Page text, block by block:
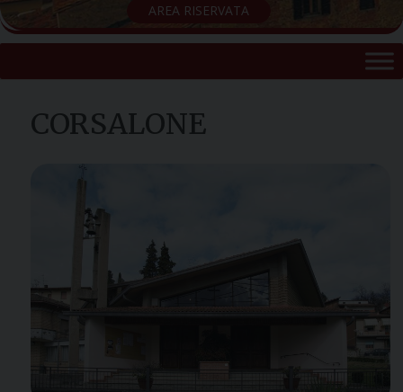
AREA RISERVATA
CORSALONE